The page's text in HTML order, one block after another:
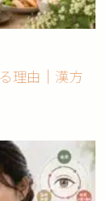
理由｜漢方